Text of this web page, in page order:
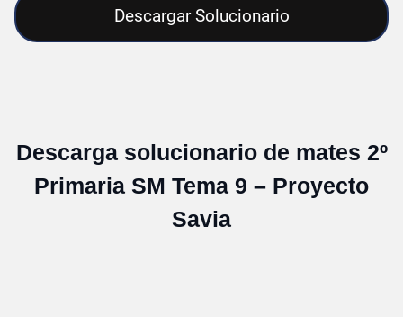
Descargar Solucionario
Descarga solucionario de mates 2º
Primaria SM Tema 9 – Proyecto
Savia